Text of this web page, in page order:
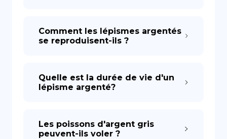
Comment les lépismes argentés
se reproduisent-ils ?
Quelle est la durée de vie d'un
lépisme argenté?
Les poissons d'argent gris
peuvent-ils voler ?